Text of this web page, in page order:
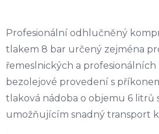
Profesionální odhlučněný
tlakem 8 bar určený zejména
řemeslnických a profesionálních
bezolejové provedení s
tlaková nádoba o objemu 6 litrů
umožňujícím snadný transport